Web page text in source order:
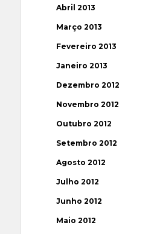
Abril 2013
Março 2013
Fevereiro 2013
Janeiro 2013
Dezembro 2012
Novembro 2012
Outubro 2012
Setembro 2012
Agosto 2012
Julho 2012
Junho 2012
Maio 2012